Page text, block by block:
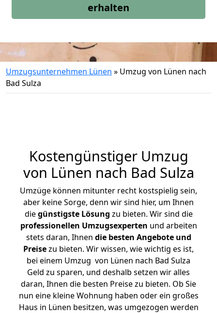
erhalten
Umzugsunternehmen Lünen » Umzug von Lünen nach
Bad Sulza
Kostengünstiger Umzug
von Lünen nach Bad Sulza
Umzüge können mitunter recht kostspielig sein,
aber keine Sorge, denn wir sind hier, um Ihnen
diegünstigste Lösung zu bieten. Wir sind die
professionellen Umzugsexperten und arbeiten
stets daran, Ihnen die besten Angebote und
Preisezu bieten. Wir wissen, wie wichtig es ist,
bei einem Umzug von Lünen nach Bad Sulza
Geld zu sparen, und deshalb setzen wir alles
daran, Ihnen die besten Preise zu bieten. Ob Sie
nun eine kleine Wohnung haben oder ein großes
Haus in Lünen besitzen, was umgezogen werden